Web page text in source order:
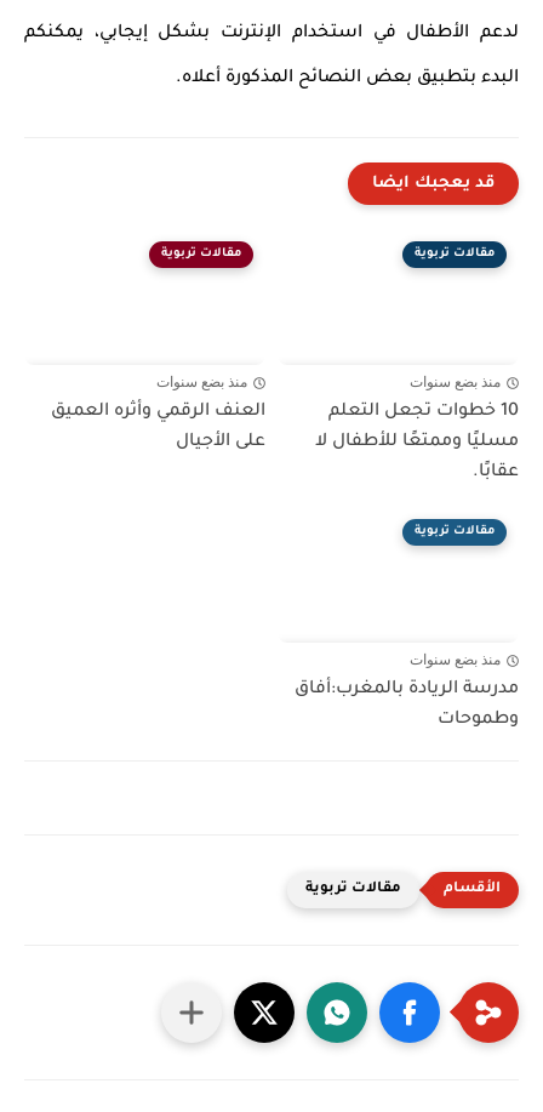
لدعم الأطفال في استخدام الإنترنت بشكل إيجابي، يمكنكم
البدء بتطبيق بعض النصائح المذكورة أعلاه.
قد يعجبك ايضا
مقالات تربوية
منذ بضع سنوات
10 خطوات تجعل التعلم
مسليًا وممتعًا للأطفال لا
عقابًا.
مقالات تربوية
منذ بضع سنوات
العنف الرقمي وأثره العميق
على الأجيال
مقالات تربوية
منذ بضع سنوات
مدرسة الريادة بالمغرب:أفاق
وطموحات
مقالات تربوية